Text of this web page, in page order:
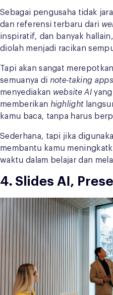
Sebagai pengusaha tidak
dan referensi terbaru dari
inspiratif, dan banyak
diolah menjadi racikan
Tapi akan sangat
semuanya di note-taking apps
menyediakan website AI
memberikan highlight
kamu baca, tanpa harus
Sederhana, tapi jika
membantu kamu
waktu dalam belajar dan
4. Slides AI,